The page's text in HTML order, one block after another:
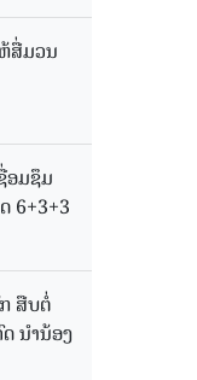
ສື່ມວນ
ອມຊຶມ
6+3+3
ສືບຕໍ່
ນໍານ້ອງ